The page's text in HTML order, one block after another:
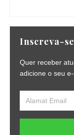
Inscreva-
Quer receber
adicione o seu